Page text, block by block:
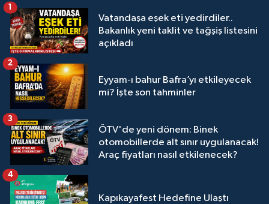
Vatandaşa eşek eti yedirdiler..
Bakanlık yeni taklit ve tağşiş listesini
açıkladı
1
Eyyam-ı bahur Bafra’yı etkileyecek
mi? İşte son tahminler
2
ÖTV'de yeni dönem: Binek
otomobillerde alt sınır uygulanacak!
Araç fiyatları nasıl etkilenecek?
3
Kapıkayafest Hedefine Ulaştı
4